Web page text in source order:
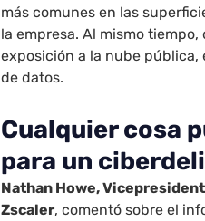
más comunes en las
la empresa. Al mismo
exposición a la nube pública,
de datos.
Cualquier cosa
para un
Nathan Howe,
Zscaler, comentó sobre el